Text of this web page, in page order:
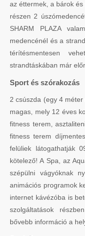
az éttermek, a bárok
részen 2
SHARM PLAZA
medencénél és a
térítésmentesen
strandtáskában már
Sport és szórakozás
2 csúszda (egy 4
magas, mely 12 éves
fitness terem,
fitness terem
felüliek látogathatják
kötelező! A Spa, az
szépülni vágyóknak
animációs programok
internet kávézóba is
szolgáltatások
bővebb információ a